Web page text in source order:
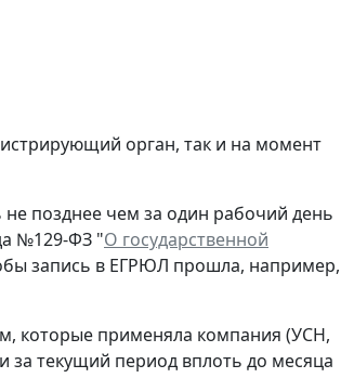
орган, так и на момент
позднее чем за один рабочий день
№129-ФЗ "О государственной
запись в ЕГРЮЛ прошла, например,
которые применяла компания (УСН,
текущий период вплоть до месяца